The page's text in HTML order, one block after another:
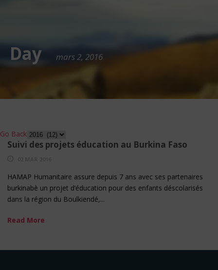
Day mars 2, 2016
Go Back
Suivi des projets éducation au Burkina Faso
HAMAP Humanitaire assure depuis 7 ans avec ses partenaires
burkinabè un projet d’éducation pour des enfants déscolarisés
dans la région du Boulkiendé,...
Read More